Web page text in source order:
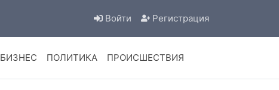
Войти Регистрация
БИЗНЕС ПОЛИТИКА ПРОИСШЕСТВИЯ